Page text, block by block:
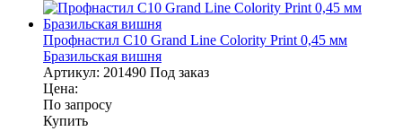
Профнастил С10 Grand Line Colority Print 0,45 мм
Бразильская вишня
Артикул: 201490 Под заказ
Цена:
По запросу
Купить